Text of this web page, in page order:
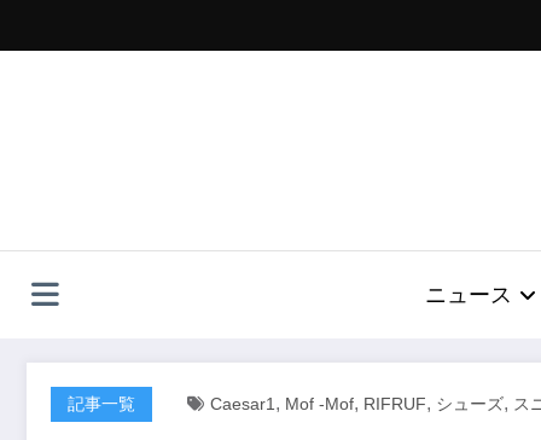
ッ
ニュース
記事一覧 Caesar1 , Mof -mof, RIFRUF, シューズ, ス